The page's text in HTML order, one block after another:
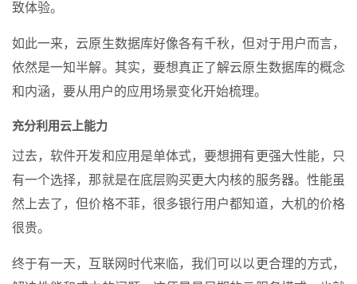
致体验。
如此一来，云原生数据库好像各有千秋，但对于用户而言，
依然是一知半解。其实，要想真正了解云原生数据库的概念
和内涵，要从用户的应用场景变化开始梳理。
充分利用云上能力
过去，软件开发和应用是单体式，要想拥有更强大性能，只
有一个选择，那就是在底层购买更大内核的服务器。性能虽
然上去了，但价格不菲，很多银行用户都知道，大机的价格
很贵。
终于有一天，互联网时代来临，我们可以以更合理的方式，